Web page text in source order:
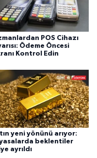
POS Cihazı
Ödeme Öncesi
Kontrol Edin
yeni yönünü arıyor:
beklentiler
ayrıldı